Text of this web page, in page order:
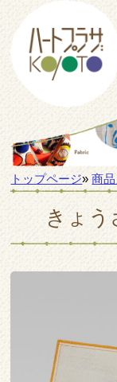
トップページ»商
きょう